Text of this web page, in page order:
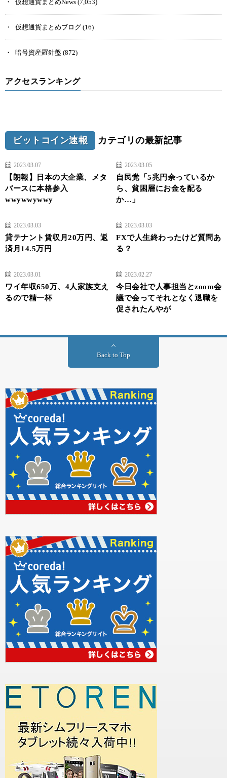
仮想通貨まとめNews (7,053)
仮想通貨まとめブログ (16)
暗号資産羅針盤 (872)
アクセスランキング
ビットコイン速報 カテゴリの最新記事
2023.03.07
【朗報】日本の大企業、メタ
バースに本格参入
wwywwywwy
2023.03.05
自民党「5兆円余っているか
ら、貧困層にお金を配る
か…」
2023.03.03
貸テナント賃収月20万円、返
済月14.5万円
2023.03.03
FXで人生終わったけど質問あ
る？
2023.03.01
ワイ年収650万、4人家族支え
るので精一杯
2023.02.27
今日会社で人事担当とzoom会
議で会ってそれとなく退職を
促されたんやが
Back to Top